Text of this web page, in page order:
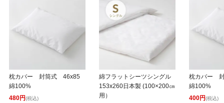
枕カバー 封筒式 46x85
綿100%
480円(税込)
綿フラットシーツシングル
153x260日本製 (100×200㎝
用）
枕カバー
綿100%
400円(税込)